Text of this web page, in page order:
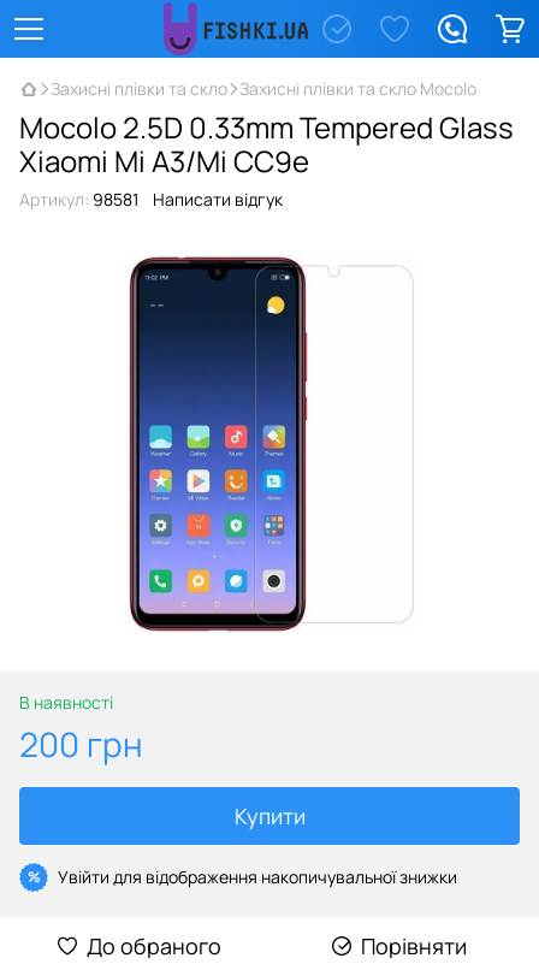
Захисні плівки та скло Захисні плівки та скло Mocolo
Mocolo 2.5D 0.33mm Tempered Glass
Xiaomi Mi A3/Mi CC9e
Артикул: 98581 Написати відгук
В наявності
200 грн
Купити
% Увійти для відображення накопичувальної знижки
До обраного Порівняти